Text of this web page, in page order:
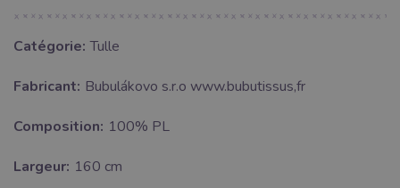
Catégorie: Tulle
Fabricant: Bubulákovo s.r.o www.bubutissus,fr
Composition: 100% PL
Largeur: 160 cm